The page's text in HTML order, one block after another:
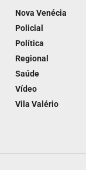
Nova Venécia
Policial
Política
Regional
Saúde
Vídeo
Vila Valério